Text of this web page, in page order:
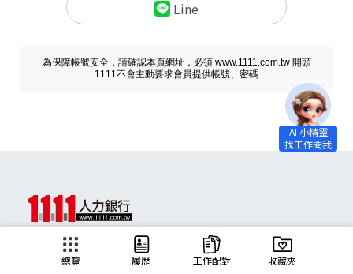
Line
為保障帳號安全，請確認本頁網址，必須 www.1111.com.tw 開頭
1111不會主動要求會員提供帳號、密碼
總覽 履歷 工作配對 收藏夾